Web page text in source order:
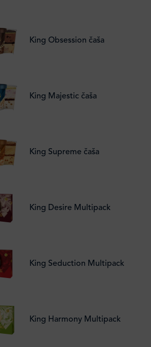
King Obsession čaša
King Majestic čaša
King Supreme čaša
King Desire Multipack
King Seduction Multipack
King Harmony Multipack